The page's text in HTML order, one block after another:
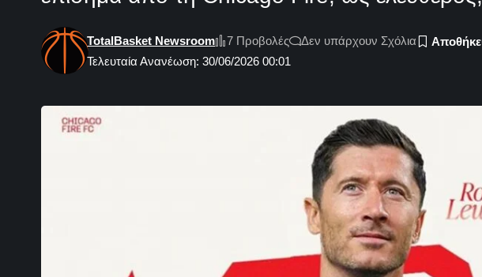
Τελευταία Ανανέωση: 30/06/2026 00:01
TotalBasket Newsroom 7 Προβολές Δεν υπάρχουν Σχόλια